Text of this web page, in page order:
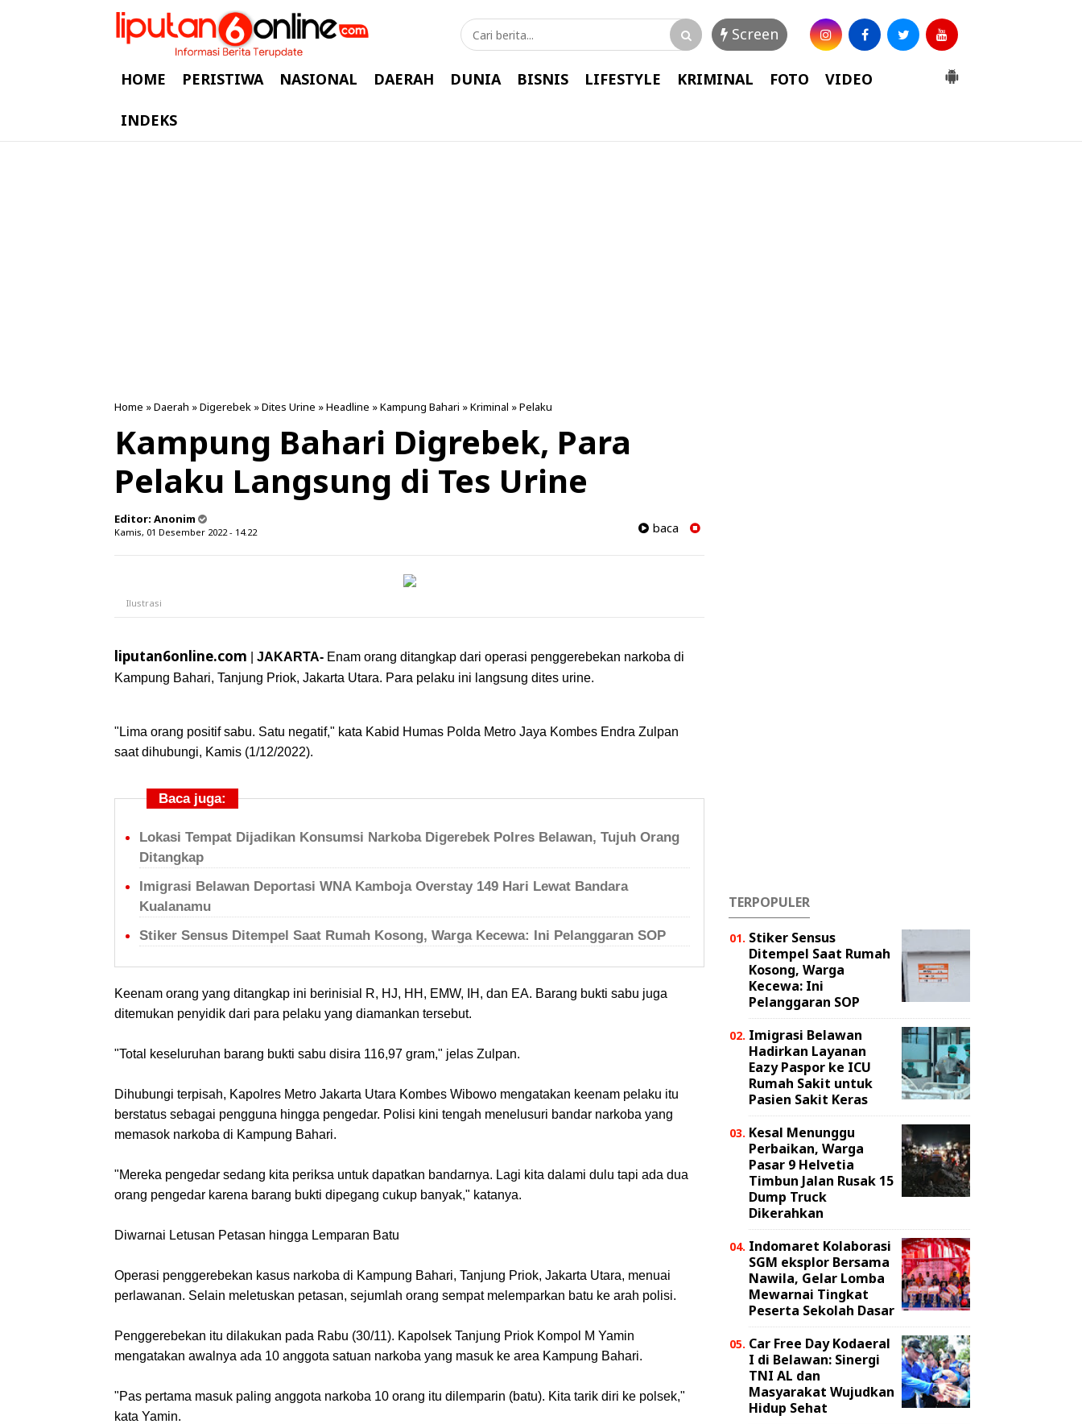
Screen
HOME PERISTIWA NASIONAL DAERAH DUNIA BISNIS LIFESTYLE KRIMINAL FOTO VIDEO
INDEKS
Home »Daerah »Digerebek »Dites Urine »Headline »Kampung Bahari »Kriminal »Pelaku
Kampung Bahari Digrebek, Para
Pelaku Langsung di Tes Urine
Editor: Anonim
Kamis, 01 Desember 2022 - 14.22 baca
Ilustrasi
liputan6online.com JAKARTA- Enam orang ditangkap dari operasi penggerebekan narkoba di
Kampung Bahari, Tanjung Priok, Jakarta Utara. Para pelaku ini langsung dites urine.
"Lima orang positif sabu. Satu negatif," kata Kabid Humas Polda Metro Jaya Kombes Endra Zulpan
saat dihubungi, Kamis (1/12/2022).
Baca juga:
Lokasi Tempat Dijadikan Konsumsi Narkoba Digerebek Polres Belawan, Tujuh Orang
Ditangkap
Imigrasi Belawan Deportasi WNA Kamboja Overstay 149 Hari Lewat Bandara
Kualanamu
Stiker Sensus Ditempel Saat Rumah Kosong, Warga Kecewa: Ini Pelanggaran SOP
Keenam orang yang ditangkap ini berinisial R, HJ, HH, EMW, IH, dan EA. Barang bukti sabu juga
ditemukan penyidik dari para pelaku yang diamankan tersebut.
"Total keseluruhan barang bukti sabu disira 116,97 gram," jelas Zulpan.
Dihubungi terpisah, Kapolres Metro Jakarta Utara Kombes Wibowo mengatakan keenam pelaku itu
berstatus sebagai pengguna hingga pengedar. Polisi kini tengah menelusuri bandar narkoba yang
memasok narkoba di Kampung Bahari.
"Mereka pengedar sedang kita periksa untuk dapatkan bandarnya. Lagi kita dalami dulu tapi ada dua
orang pengedar karena barang bukti dipegang cukup banyak," katanya.
Diwarnai Letusan Petasan hingga Lemparan Batu
Operasi penggerebekan kasus narkoba di Kampung Bahari, Tanjung Priok, Jakarta Utara, menuai
perlawanan. Selain meletuskan petasan, sejumlah orang sempat melemparkan batu ke arah polisi.
Penggerebekan itu dilakukan pada Rabu (30/11). Kapolsek Tanjung Priok Kompol M Yamin
mengatakan awalnya ada 10 anggota satuan narkoba yang masuk ke area Kampung Bahari.
"Pas pertama masuk paling anggota narkoba 10 orang itu dilemparin (batu). Kita tarik diri ke polsek,"
kata Yamin.
TERPOPULER
Stiker Sensus
Ditempel Saat Rumah
Kosong, Warga
Kecewa: Ini
Pelanggaran SOP
Imigrasi Belawan
Hadirkan Layanan
Eazy Paspor ke ICU
Rumah Sakit untuk
Pasien Sakit Keras
Kesal Menunggu
Perbaikan, Warga
Pasar 9 Helvetia
Timbun Jalan Rusak 15
Dump Truck
Dikerahkan
Indomaret Kolaborasi
SGM eksplor Bersama
Nawila, Gelar Lomba
Mewarnai Tingkat
Peserta Sekolah Dasar
Car Free Day Kodaeral
I di Belawan: Sinergi
TNI AL dan
Masyarakat Wujudkan
Hidup Sehat